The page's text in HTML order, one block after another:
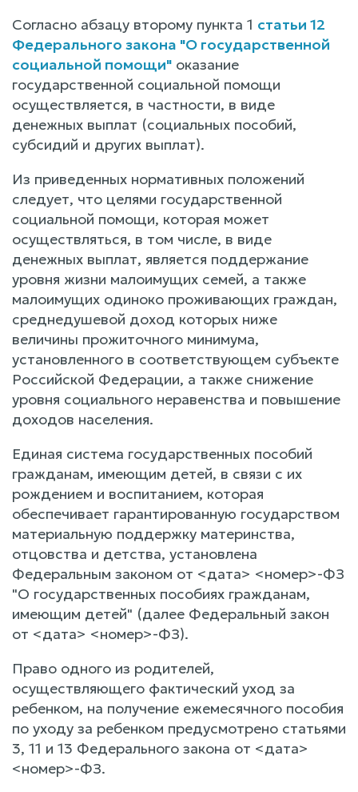
Согласно абзацу второму пункта 1 статьи 12
Федерального закона "О государственной
социальной помощи" оказание
государственной социальной помощи
осуществляется, в частности, в виде
денежных выплат (социальных пособий,
субсидий и других выплат).
Из приведенных нормативных положений
следует, что целями государственной
социальной помощи, которая может
осуществляться, в том числе, в виде
денежных выплат, является поддержание
уровня жизни малоимущих семей, а также
малоимущих одиноко проживающих граждан,
среднедушевой доход которых ниже
величины прожиточного минимума,
установленного в соответствующем субъекте
Российской Федерации, а также снижение
уровня социального неравенства и повышение
доходов населения.
Единая система государственных пособий
гражданам, имеющим детей, в связи с их
рождением и воспитанием, которая
обеспечивает гарантированную государством
материальную поддержку материнства,
отцовства и детства, установлена
Федеральным законом от <дата> <номер>-ФЗ
"О государственных пособиях гражданам,
имеющим детей" (далее Федеральный закон
от <дата> <номер>-ФЗ).
Право одного из родителей,
осуществляющего фактический уход за
ребенком, на получение ежемесячного пособия
по уходу за ребенком предусмотрено статьями
3, 11 и 13 Федерального закона от <дата>
<номер>-ФЗ.